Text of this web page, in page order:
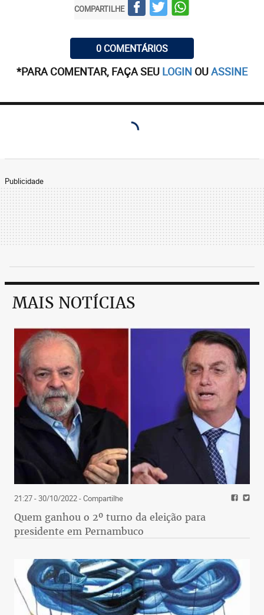
COMPARTILHE
0 COMENTÁRIOS
*PARA COMENTAR, FAÇA SEU LOGIN OUASSINE
Publicidade
MAIS NOTÍCIAS
21:27 - 30/10/2022- Compartilhe
Quem ganhou o 2º turno da eleição para
presidente em Pernambuco